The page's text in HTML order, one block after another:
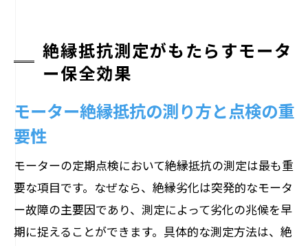
絶縁抵抗測定がもたらすモータ
ー保全効果
モーター絶縁抵抗の測り方と点検の重
要性
モーターの定期点検において絶縁抵抗の測定は最も重
要な項目です。なぜなら、絶縁劣化は突発的なモータ
ー故障の主要因であり、測定によって劣化の兆候を早
期に捉えることができます。具体的な測定方法は、絶